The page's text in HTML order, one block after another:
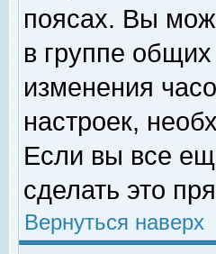
поясах. Вы
в группе
изменения
настроек,
Если вы все
сделать это
Вернуться наверх